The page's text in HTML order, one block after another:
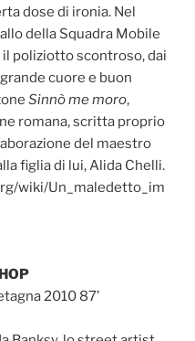
dose di ironia. Nel
della Squadra Mobile
poliziotto scontroso, dai
cuore e buon
Sinnò me moro,
romana, scritta proprio
del maestro
figlia di lui, Alida Chelli.
2010 87’